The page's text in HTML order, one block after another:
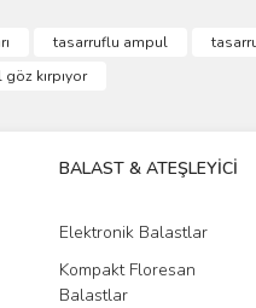
ilk yorumu siz yapın!
tasarruflu ampul
kırpıyor
BALAST & ATEŞLEYİCİ
Elektronik Balastlar
Kompakt Floresan
Balastlar